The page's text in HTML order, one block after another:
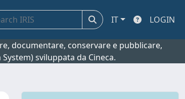
IT LOGIN
documentare, conservare e pubblicare,
sviluppata da Cineca.